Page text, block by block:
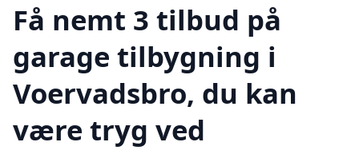
Få nemt 3 tilbud på
garage tilbygning i
Voervadsbro, du kan
være tryg ved